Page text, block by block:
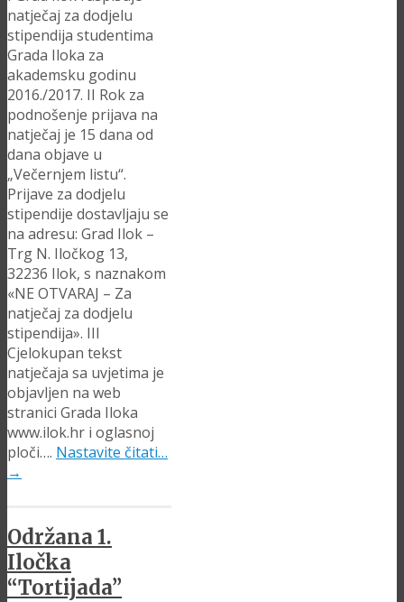
natječaj za dodjelu
stipendija studentima
Grada Iloka za
akademsku godinu
2016./2017. II Rok za
podnošenje prijava na
natječaj je 15 dana od
dana objave u
„Večernjem listu“.
Prijave za dodjelu
stipendije dostavljaju se
na adresu: Grad Ilok –
Trg N. Iločkog 13,
32236 Ilok, s naznakom
«NE OTVARAJ – Za
natječaj za dodjelu
stipendija». III
Cjelokupan tekst
natječaja sa uvjetima je
objavljen na web
stranici Grada Iloka
www.ilok.hr i oglasnoj
ploči…. Nastavite čitati…
→
Održana 1.
Iločka
“Tortijada”